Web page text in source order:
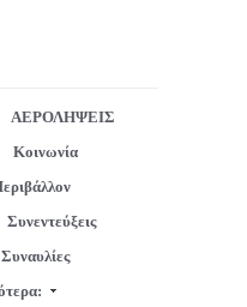
ΑΕΡΟΛΗΨΕΙΣ
Κοινωνία
Συνεντεύξεις
Συναυλίες